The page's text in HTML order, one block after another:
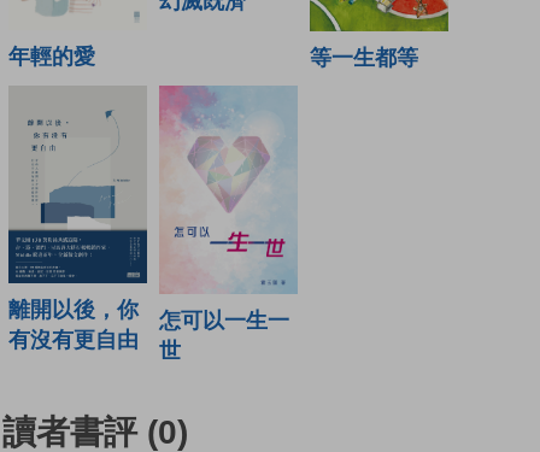
年輕的愛 等一生都等
離開以後，你
有沒有更自由
怎可以一生一
世
讀者書評 (0)